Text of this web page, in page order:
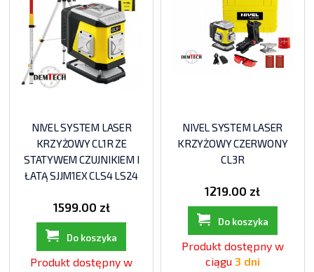
NIVEL SYSTEM LASER
KRZYŻOWY CL1R ZE
STATYWEM CZUJNIKIEM I
ŁATĄ SJJM1EX CLS4 LS24
1599.00 zł
Do koszyka
Produkt dostępny w
NIVEL SYSTEM LASER
KRZYŻOWY CZERWONY
CL3R
1219.00 zł
Do koszyka
Produkt dostępny w
ciągu 3 dni